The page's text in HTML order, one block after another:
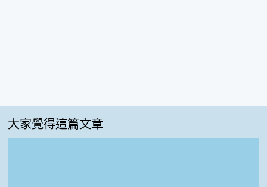
大家覺得這篇文章